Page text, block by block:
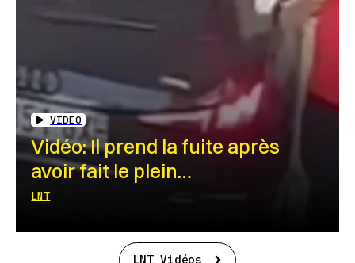
VIDEO
Vidéo: Il prend la fuite après
avoir fait le plein…
LNT
LNT Vidéos